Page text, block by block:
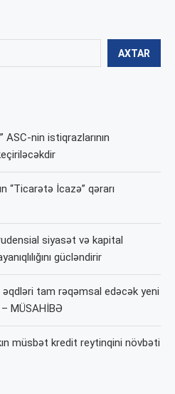
AXTAR
ASC-nin istiqrazlarının
“Ticarətə İcazə” qərarı
siyasət və kapital
gücləndirir
əqdləri tam rəqəmsal edəcək yeni
MÜSAHİBƏ
müsbət kredit reytinqini növbəti